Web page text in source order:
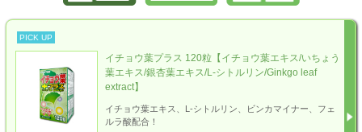
PICK UP
イチョウ葉プラス 120粒【イチョウ葉エキス/いちょう
葉エキス/銀杏葉エキス/L-シトルリン/Ginkgo leaf
extract】
イチョウ葉エキス、L-シトルリン、ビンカマイナー、フェ
ルラ酸配合！